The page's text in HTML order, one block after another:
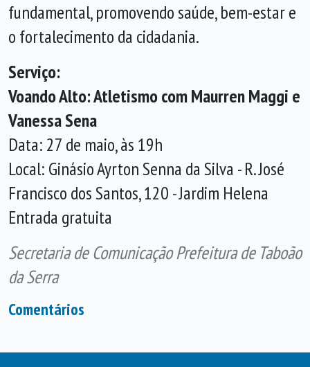
fundamental, promovendo saúde, bem-estar e
o fortalecimento da cidadania.
Serviço:
Voando Alto: Atletismo com Maurren Maggi e
Vanessa Sena
Data: 27 de maio, às 19h
Local: Ginásio Ayrton Senna da Silva - R. José
Francisco dos Santos, 120 - Jardim Helena
Entrada gratuita
Secretaria de Comunicação Prefeitura de Taboão
da Serra
Comentários